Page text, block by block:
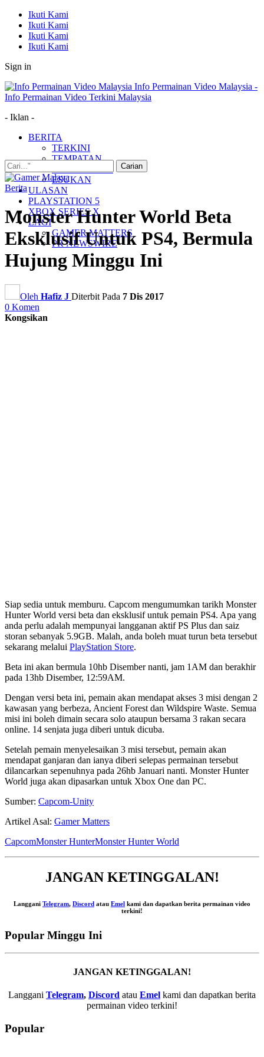
Ikuti Kami
Ikuti Kami
Ikuti Kami
Ikuti Kami
Sign in
Info Permainan Video Malaysia -
Info Permainan Video Terkini Malaysia
- Iklan -
BERITA
TERKINI
TEMPATAN
ESUKAN
ULASAN
PLAYSTATION 5
XBOX SERIES X
LAGI
GAMER MATTERS
PR NEWSWIRE
Berita
Monster Hunter World Beta
Eksklusif Untuk PS4, Bermula
Hujung Minggu Ini
Oleh Hafiz J Diterbit Pada 7 Dis 2017
0 Komen
Kongsikan
Siap sedia untuk memburu. Capcom mengumumkan tarikh Monster
Hunter World versi beta dan eksklusif untuk pemain PS4. Apa yang
anda perlu adalah mempunyai langganan aktif PS Plus dan saiz
storan sebanyak 5.9GB. Malah, anda boleh muat turun beta tersebut
sekarang melalui PlayStation Store.
Beta ini akan bermula 10hb Disember nanti, jam 1AM dan berakhir
pada 13hb Disember, 12:59AM.
Dengan versi beta ini, pemain akan mendapat akses 3 misi dengan 2
kawasan yang berbeza, Ancient Forest dan Wildspire Waste. Semua
misi ini boleh dimain secara solo ataupun bersama 3 rakan secara
online. 14 senjata juga diberi untuk dicuba.
Setelah pemain menyelesaikan 3 misi tersebut, pemain akan
mendapat ganjaran dan ianya diberi selepas permainan tersebut
dilancarkan sepenuhnya pada 26hb Januari nanti. Monster Hunter
World juga akan dipasarkan untuk Xbox One dan PC.
Sumber: Capcom-Unity
Artikel Asal: Gamer Matters
CapcomMonster HunterMonster Hunter World
JANGAN KETINGGALAN!
Langgani Telegram, Discord atau Emel kami dan dapatkan berita permainan video
terkini!
Popular Minggu Ini
JANGAN KETINGGALAN!
Langgani Telegram, Discord atau Emel kami dan dapatkan berita
permainan video terkini!
Popular